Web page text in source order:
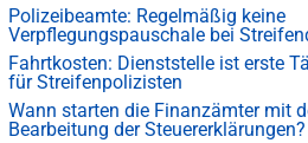
Polizeibeamte: Regelmäßig keine
Verpflegungspauschale bei
Fahrtkosten: Dienststelle ist erste
für Streifenpolizisten
Wann starten die Finanzämter mit
Bearbeitung der Steuererklärungen?